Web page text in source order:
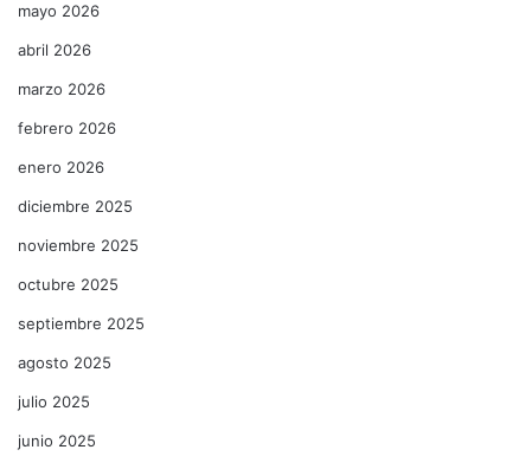
mayo 2026
abril 2026
marzo 2026
febrero 2026
enero 2026
diciembre 2025
noviembre 2025
octubre 2025
septiembre 2025
agosto 2025
julio 2025
junio 2025